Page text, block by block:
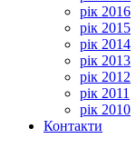
рік 2016
рік 2015
рік 2014
рік 2013
рік 2012
рік 2011
рік 2010
Контакти